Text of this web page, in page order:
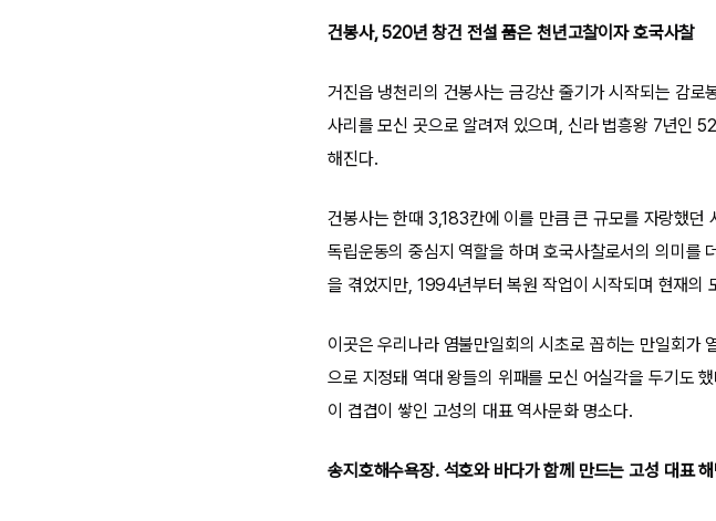
건봉사, 520년 창건 전설 품은 천년고찰이자 호국사찰
거진읍 냉천리의 건봉사는 금강산 줄기가 시작되는 감
사리를 모신 곳으로 알려져 있으며, 신라 법흥왕 7년인
해진다.
건봉사는 한때 3,183칸에 이를 만큼 큰 규모를 자랑했던
독립운동의 중심지 역할을 하며 호국사찰로서의 의미를
을 겪었지만, 1994년부터 복원 작업이 시작되며 현재의
이곳은 우리나라 염불만일회의 시초로 꼽히는 만일회가
으로 지정돼 역대 왕들의 위패를 모신 어실각을 두기도
이 겹겹이 쌓인 고성의 대표 역사문화 명소다.
송지호해수욕장. 석호와 바다가 함께 만드는 고성 대표